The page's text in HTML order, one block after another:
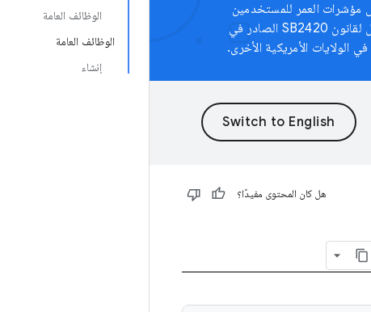
الوظائف العامة
الوظائف العامة
إنشاء
مؤشرات العمر للمستخدمين
المؤهّلين في تكساس الذين أنشأوا حساباتهم بعد 28 مايو 2026 كجزء من جهودنا للامتثال لقانون SB2420 الصادر في
الولايات الأمريكية الأخرى.
هل كان المحتوى مفيدًا؟